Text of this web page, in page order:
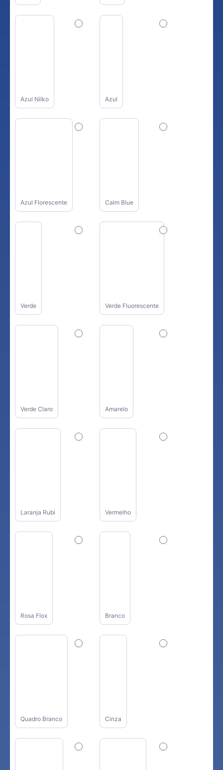
Azul Nilko Azul
Azul Florescente Calm Blue
Verde Verde Fluorescente
Verde Claro Amarelo
Laranja Rubi Vermelho
Rosa Flox Branco
Quadro Branco Cinza